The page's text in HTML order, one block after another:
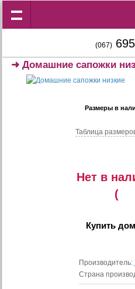
(067)
➜Домашние сапожки
Размеры в
Таблица
Нет в
(
Купить
Производитель:
Страна